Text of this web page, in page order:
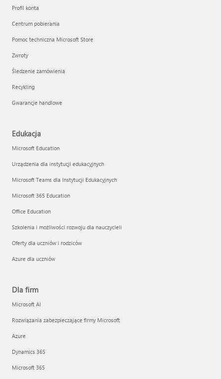
Profil konta
Centrum pobierania
Pomoc techniczna Microsoft Store
Zwroty
Śledzenie zamówienia
Recykling
Gwarancje handlowe
Edukacja
Microsoft Education
Urządzenia dla instytucji edukacyjnych
Microsoft Teams dla Instytucji Edukacyjnych
Microsoft 365 Education
Office Education
Szkolenia i możliwości rozwoju dla nauczycieli
Oferty dla uczniów i rodziców
Azure dla uczniów
Dla firm
Microsoft AI
Rozwiązania zabezpieczające firmy Microsoft
Azure
Dynamics 365
Microsoft 365